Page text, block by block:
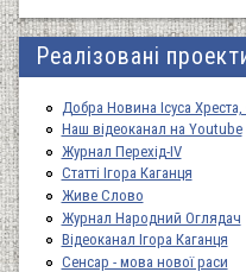
Реалізовані
Добра Новина Ісуса
Наш відеоканал на Youtube
Журнал Перехід-IV
Статті Ігора Каганця
Живе Слово
Журнал Народний Оглядач
Відеоканал Ігора Каганця
Сенсар - мова нової раси